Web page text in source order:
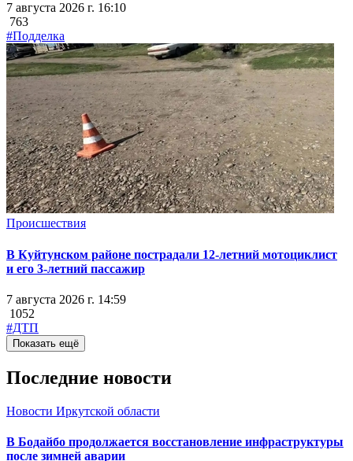
7 августа 2026 г. 16:10
763
#Подделка
Происшествия
В Куйтунском районе пострадали 12-летний мотоциклист
и его 3-летний пассажир
7 августа 2026 г. 14:59
1052
#ДТП
Показать ещё
Последние новости
Новости Иркутской области
В Бодайбо продолжается восстановление инфраструктуры
после зимней аварии